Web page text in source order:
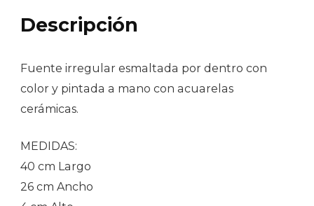
Descripción
Fuente irregular esmaltada por dentro con
color y pintada a mano con acuarelas
cerámicas.
MEDIDAS:
40 cm Largo
26 cm Ancho